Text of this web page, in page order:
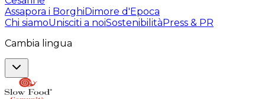
Assapora i BorghiDimore d'Epoca
Chi siamoUnisciti a noiSostenibilitàPress & PR
Cambia lingua